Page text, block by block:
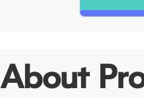
About